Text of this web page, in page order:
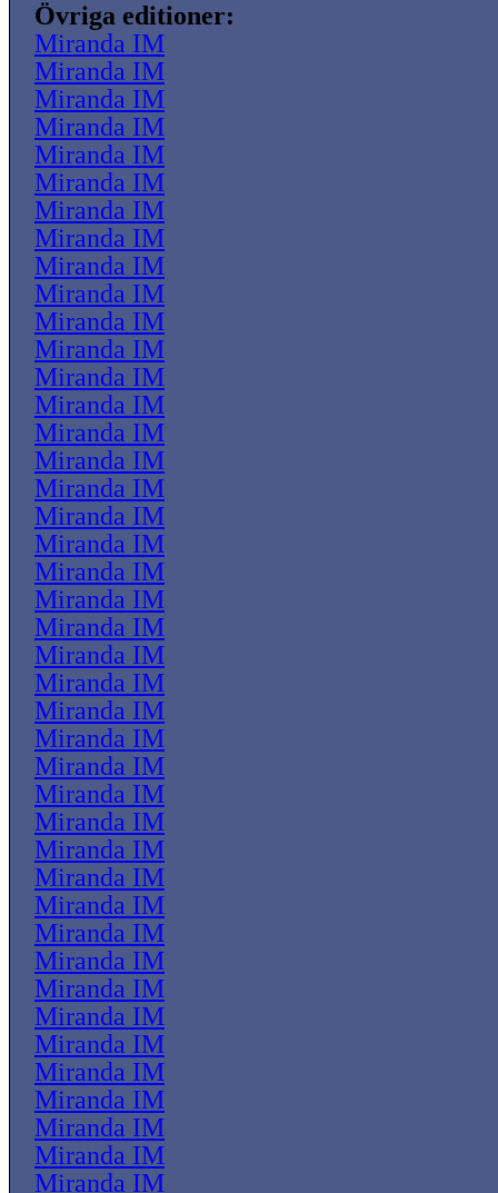
Övriga editioner:
Miranda IM
Miranda IM
Miranda IM
Miranda IM
Miranda IM
Miranda IM
Miranda IM
Miranda IM
Miranda IM
Miranda IM
Miranda IM
Miranda IM
Miranda IM
Miranda IM
Miranda IM
Miranda IM
Miranda IM
Miranda IM
Miranda IM
Miranda IM
Miranda IM
Miranda IM
Miranda IM
Miranda IM
Miranda IM
Miranda IM
Miranda IM
Miranda IM
Miranda IM
Miranda IM
Miranda IM
Miranda IM
Miranda IM
Miranda IM
Miranda IM
Miranda IM
Miranda IM
Miranda IM
Miranda IM
Miranda IM
Miranda IM
Miranda IM